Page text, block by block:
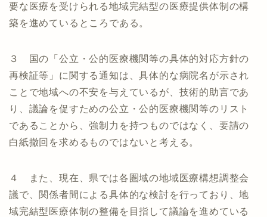
要な医療を受けられる地域完結型の医療提供体制の構
築を進めているところである。
３ 国の「公立・公的医療機関等の具体的対応方針の
再検証等」に関する通知は、具体的な病院名が示され
ことで地域への不安を与えているが、技術的助言であ
り、議論を促すための公立・公的医療機関等のリスト
であることから、強制力を持つものではなく、要請の
白紙撤回を求めるものではないと考える。
４ また、現在、県では各圏域の地域医療構想調整会
議で、関係者間による具体的な検討を行っており、地
域完結型医療体制の整備を目指して議論を進めている